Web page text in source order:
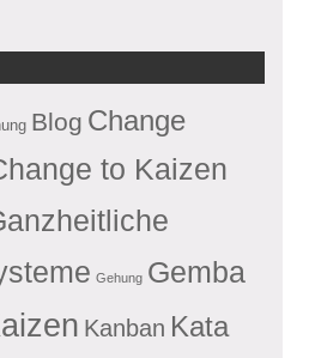
Blog Change
to Kaizen
Gehung Gemba
Kanban Kata